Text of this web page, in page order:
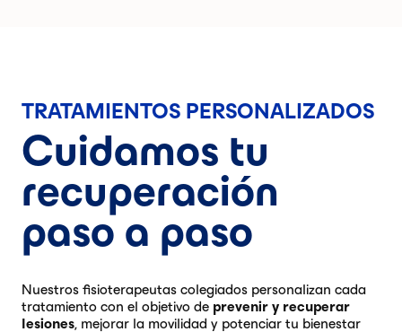
TRATAMIENTOS PERSONALIZADOS
Cuidamos tu
recuperación
paso a paso
Nuestros fisioterapeutas colegiados personalizan cada
tratamiento con el objetivo de prevenir y recuperar
lesiones, mejorar la movilidad y potenciar tu bienestar